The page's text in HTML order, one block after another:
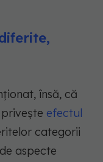
însă, că
efectul
categorii
aspecte